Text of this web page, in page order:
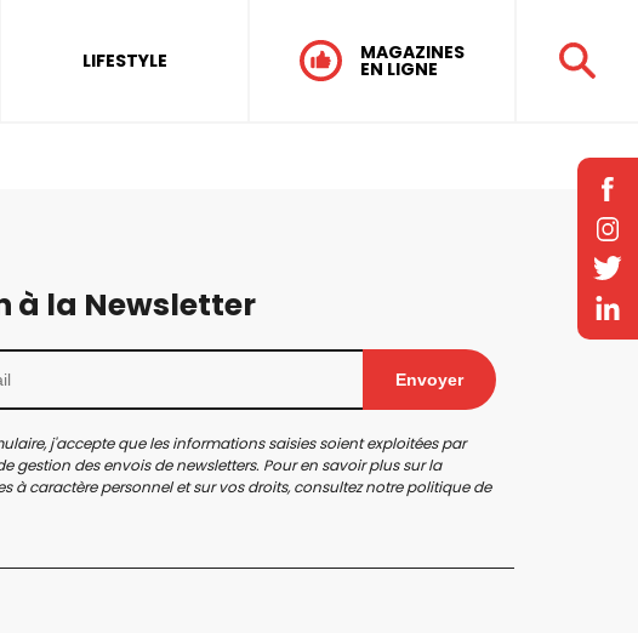
LIFESTYLE MAGAZINES
EN LIGNE
à la Newsletter
Envoyer
j'accepte que les informations saisies soient exploitées par
gestion des envois de newsletters. Pour en savoir plus sur la
à caractère personnel et sur vos droits, consultez notrepolitique de